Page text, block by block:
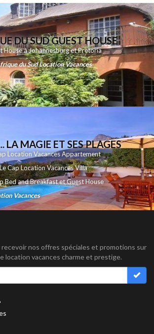
DU SUD GUEST HOUSE
House à Johannesburg et Pretoria
du Sud Location Vacances
LA MAGIE ET SES PLAGES
Location Vacances Appartement
Le Cap Location Vacances Villa
Bed and Breakfast et Guest House
Vacances
nos offres spéciales et promotions sur
location vacances charme et prestige.